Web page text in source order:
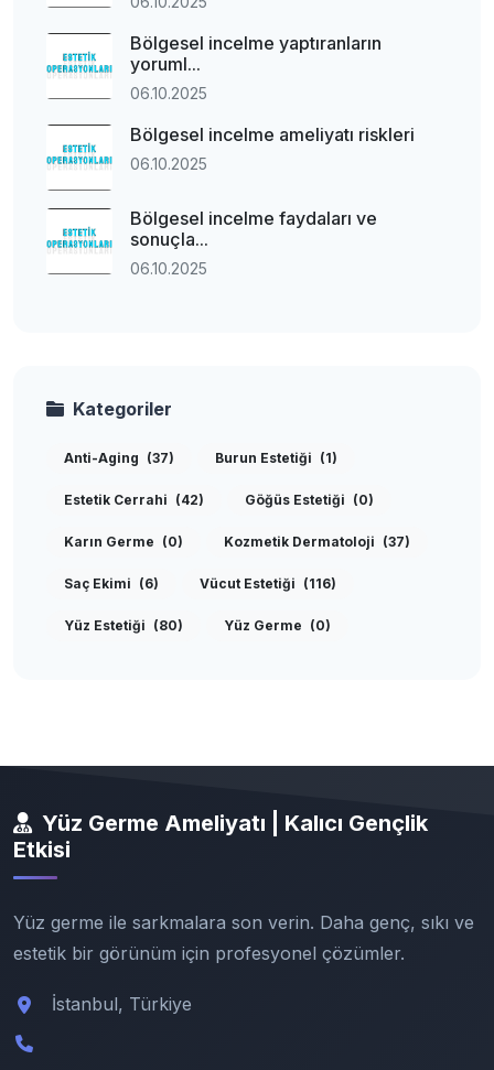
Bölgesel incelme yaptıranların
yoruml...
06.10.2025
Bölgesel incelme ameliyatı riskleri
06.10.2025
Bölgesel incelme faydaları ve
sonuçla...
06.10.2025
Kategoriler
Anti-Aging (37) Burun Estetiği (1)
Estetik Cerrahi (42) Göğüs Estetiği (0)
Karın Germe (0) Kozmetik Dermatoloji (37)
Saç Ekimi (6) Vücut Estetiği (116)
Yüz Estetiği (80) Yüz Germe (0)
Yüz Germe Ameliyatı | Kalıcı Gençlik
Etkisi
Yüz germe ile sarkmalara son verin. Daha genç, sıkı ve
estetik bir görünüm için profesyonel çözümler.
İstanbul, Türkiye